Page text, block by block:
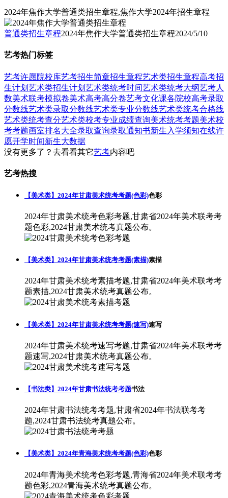
2024年焦作大学普通类招生章程,焦作大学2024年招生章程
普通类招生章程2024年焦作大学普通类招生章程2024/5/10
艺考热门标签
艺考许愿院校库艺考招生简章招生章程艺术类招生章程高考招
生计划 艺术类招生计划 艺术类统考时间艺术类统考大纲艺考人
数美术联考模拟卷美术高考高分卷艺考文化课各院校高考录取
分数线艺术类录取分数线艺术类专业分数线艺术类统考合格线
艺术类统考查分艺术类校考专业成绩查询美术统考考题美术校
考考题画室排名大全录取查询录取通知书新生入学须知在线许
愿开学时间新生大数据
没有更多了？去看看其它艺考内容吧
艺考热搜
【美术类】2024年甘肃美术统考考题(色彩)色彩
2024年甘肃美术统考色彩考题,甘肃省2024年美术联考考
题色彩,2024甘肃美术统考真题公布。
【美术类】2024年甘肃美术统考考题(素描)素描
2024年甘肃美术统考素描考题,甘肃省2024年美术联考考
题素描,2024甘肃美术统考真题公布。
【美术类】2024年甘肃美术统考考题(速写)速写
2024年甘肃美术统考速写考题,甘肃省2024年美术联考考
题速写,2024甘肃美术统考真题公布。
【书法类】2024年甘肃书法统考考题书法
2024年甘肃书法统考考题,甘肃省2024年书法联考考
题,2024甘肃书法统考真题公布。
【美术类】2024年青海美术统考考题(色彩)色彩
2024年青海美术统考色彩考题,青海省2024年美术联考考
题色彩,2024青海美术统考真题公布。